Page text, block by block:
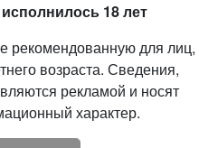
18 лет
рекомендованную для лиц,
возраста. Сведения,
рекламой и носят
характер.